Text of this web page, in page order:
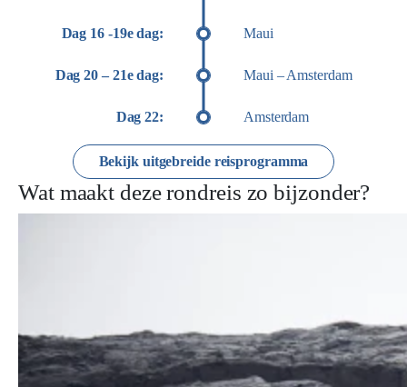
Dag 16 -19e dag: Maui
Dag 20 – 21e dag: Maui – Amsterdam
Dag 22: Amsterdam
Bekijk uitgebreide reisprogramma
Wat maakt deze rondreis zo bijzonder?